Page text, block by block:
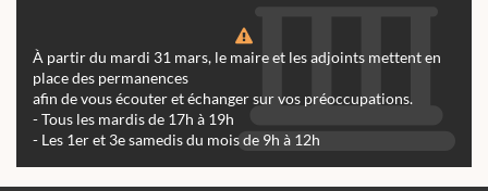
À partir du mardi 31 mars, le maire et les adjoints mettent en
place des permanences
afin de vous écouter et échanger sur vos préoccupations.
- Tous les mardis de 17h à 19h
- Les 1er et 3e samedis du mois de 9h à 12h